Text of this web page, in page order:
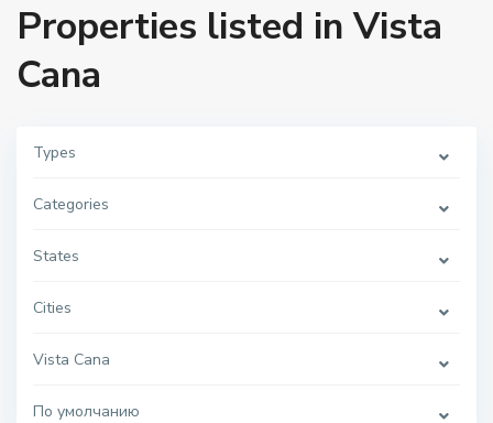
Properties listed in Vista
Cana
Types
Categories
States
Cities
Vista Cana
По умолчанию